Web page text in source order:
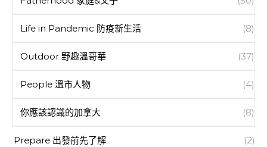
Life in Pandemic 防疫新生活 (8)
Outdoor 野趣溫哥華 (37)
People 溫市人物 (4)
你應該認識的加拿大 (8)
Prepare 出發前先了解 (2)